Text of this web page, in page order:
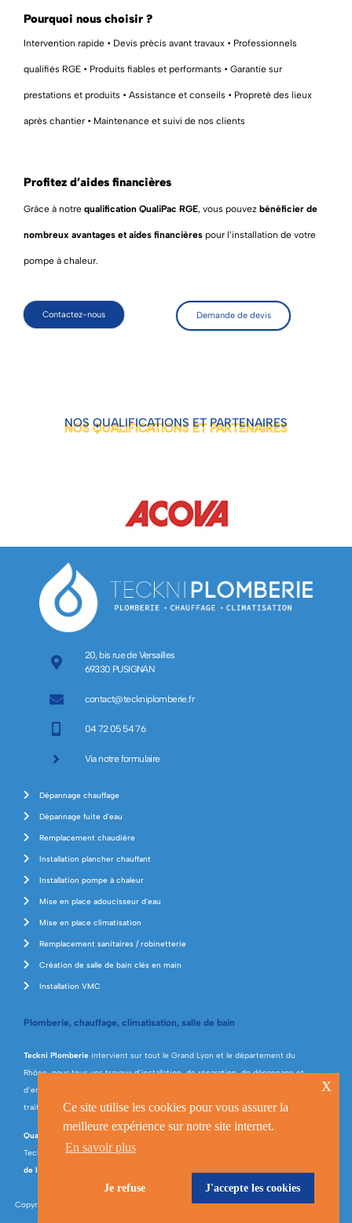
Pourquoi nous choisir ?
Intervention rapide • Devis précis avant travaux • Professionnels
qualifiés RGE • Produits fiables et performants • Garantie sur
prestations et produits • Assistance et conseils • Propreté des lieux
après chantier • Maintenance et suivi de nos clients
Profitez d’aides financières
Grâce à notre qualification QualiPac RGE, vous pouvez bénéficier de
nombreux avantages et aides financières pour l’installation de votre
pompe à chaleur.
Contactez-nous Demande de devis
NOS QUALIFICATIONS ET PARTENAIRES
NOS QUALIFICATIONS ET PARTENAIRES
Plomberie, chauffage, climatisation, salle de bain
Teckni Plomberie intervient sur tout le Grand Lyon et le département du
Rhône, pour tous vos travaux d’installation, de réparation, de dépannage et
d’entretien en plomberie, chauffage, climatisation, énergies renouvelables et
traitement de l’eau.
Qualifiée RGE
(Professionnel du Gaz, Qualibat et Qualipac), la société
Teckni Plomberie réalise tous types de travaux liés à la
de l’habitat
Dépannage chauffage
Dépannage fuite d'eau
Remplacement chaudière
Installation plancher chauffant
Installation pompe à chaleur
Mise en place adoucisseur d'eau
Mise en place climatisation
Remplacement sanitaires / robinetterie
Création de salle de bain clés en main
Installation VMC
20, bis rue de Versailles
69330 PUSIGNAN
contact@teckniplomberie.fr
04 72 05 54 76
Via notre formulaire
Copyright © Teckni Plomberie 2023 • Mentions légales• Réalisé parStudio Nineteen
Ce site utilise les cookies pour vous assurer la
meilleure expérience sur notre site internet.
En savoir plus
Je refuse J'accepte les cookies
x